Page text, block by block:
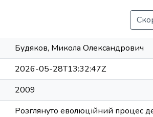
Будяков, Микола Олександрович
2026-05-28T13:32:47Z
2009
Розглянуто еволюційний процес